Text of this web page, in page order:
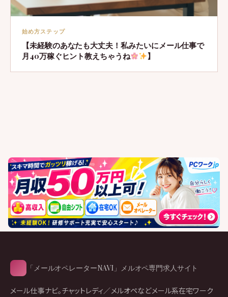
始め方ステップ
【未経験のあなたも大丈夫！私みたいにメール仕事で
月40万稼ぐヒント教えちゃうね
】
「メールオペレーターNAVI」メルオペ専門求人サイト
メール仕事ナビ。チャットレディ／メルオペなどメール系在宅ワーク